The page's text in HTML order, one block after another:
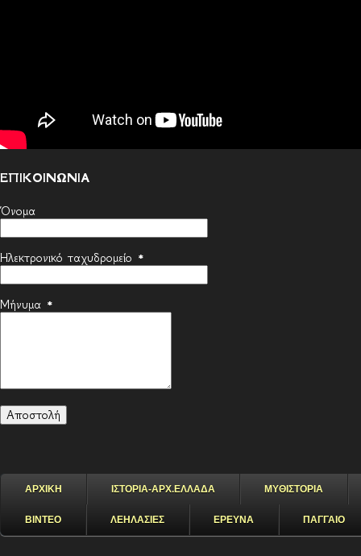
ΕΠΙΚΟΙΝΩΝΙΑ
Όνομα
Ηλεκτρονικό ταχυδρομείο *
Μήνυμα *
ΑΡΧΙΚΗ ΙΣΤΟΡΙΑ-ΑΡΧ.ΕΛΛΑΔΑ ΜΥΘΙΣΤΟΡΙΑ
ΒΙΝΤΕΟ ΛΕΗΛΑΣΙΕΣ ΕΡΕΥΝΑ ΠΑΓΓΑΙΟ